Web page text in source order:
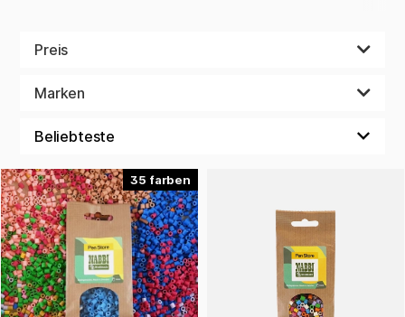
großen Stückzahlen. In dieser Kategorie haben wir Sets, die
Perlen-Steckbretts benötigen, und ebenso komplette
schimmernden Farben wählen.
Preis
Marken
35